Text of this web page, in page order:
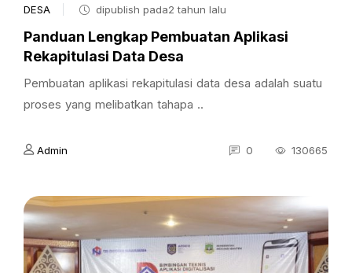
DESA
dipublish pada2 tahun lalu
Panduan Lengkap Pembuatan Aplikasi
Rekapitulasi Data Desa
Pembuatan aplikasi rekapitulasi data desa adalah suatu
proses yang melibatkan tahapa ..
Admin 0 130665